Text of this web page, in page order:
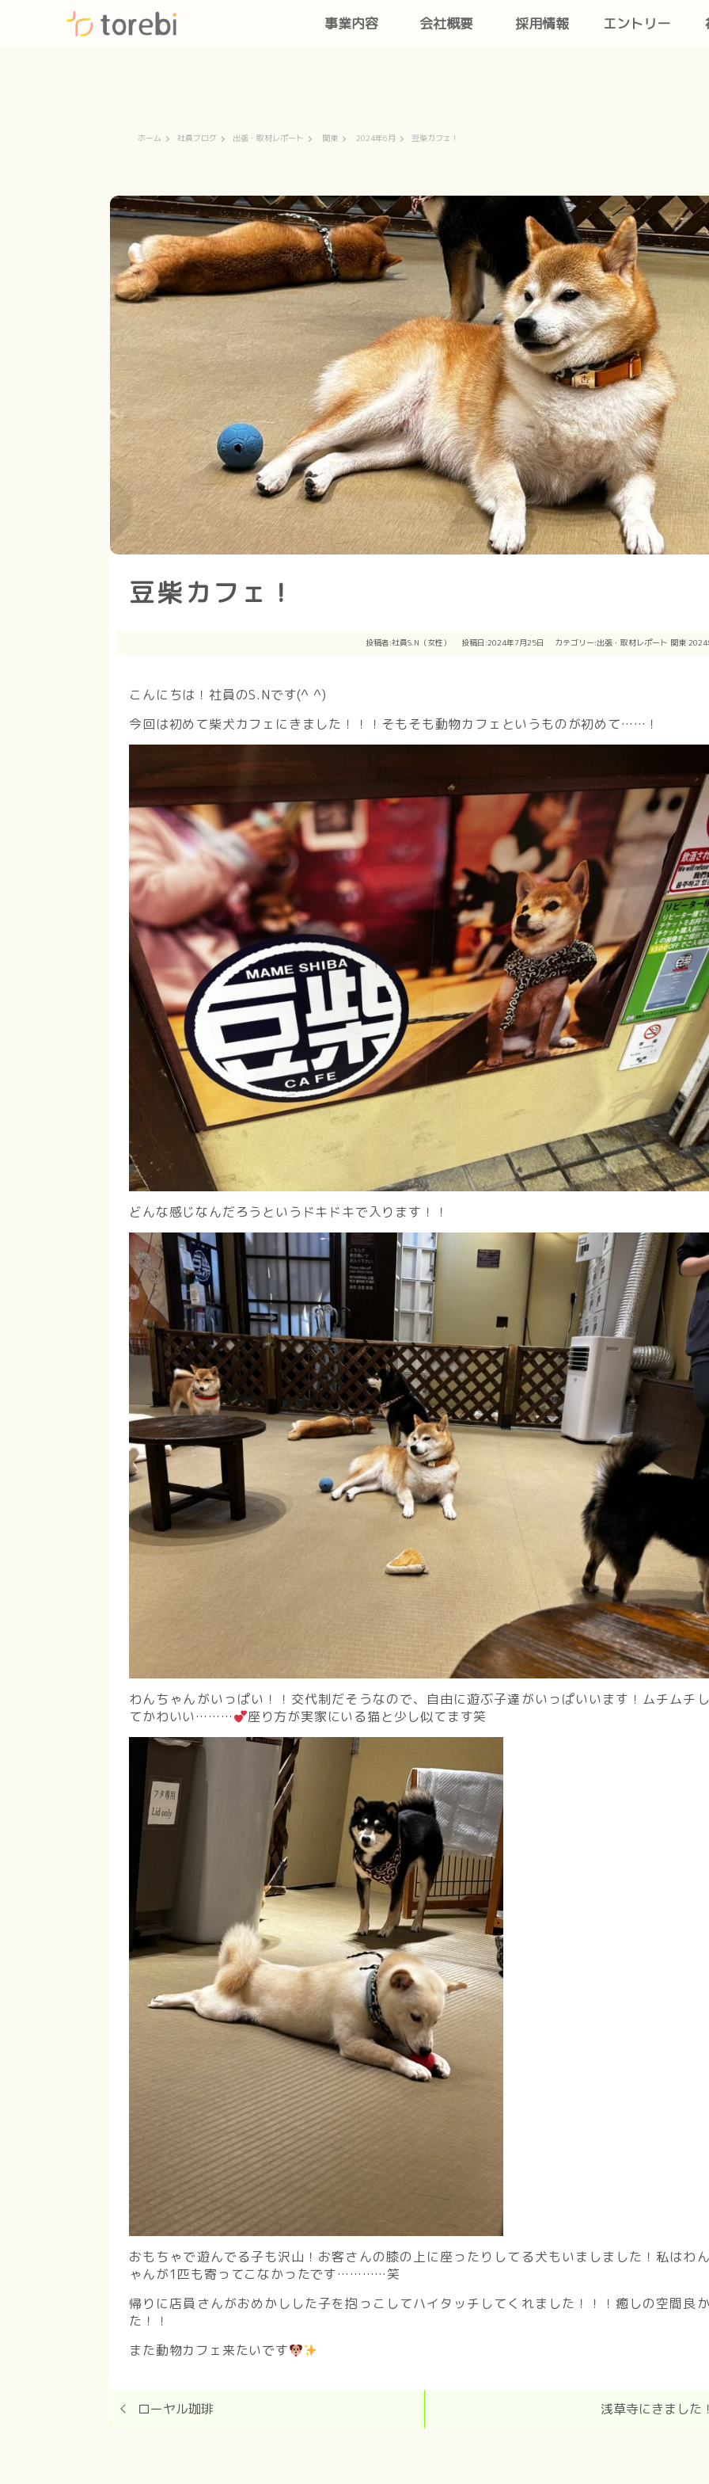
事業内容 会社概要 採用情報 エントリー
ホーム 社員ブログ 出張・取材レポート 関東 2024年6月 豆柴カフェ！
豆柴カフェ！
投稿者:社員S.N（女性） 投稿日:2024年7月25日 カテゴリー:出張・取材レポート 関東
こんにちは！社員のS.Nです(^ ^)
今回は初めて柴犬カフェにきました！！！そもそも動物カフェというものが初めて……！
どんな感じなんだろうというドキドキで入ります！！
わんちゃんがいっぱい！！交代制だそうなので、自由に遊ぶ子達がいっぱいいます！ムチムチ
てかわいい………
座り方が実家にいる猫と少し似てます笑
おもちゃで遊んでる子も沢山！お客さんの膝の上に座ったりしてる犬もいましました！私はわ
ゃんが1匹も寄ってこなかったです…………笑
帰りに店員さんがおめかしした子を抱っこしてハイタッチしてくれました！！！癒しの空間良
た！！
また動物カフェ来たいです
ローヤル珈琲 浅草寺にきました